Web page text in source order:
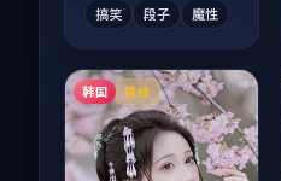
搞笑 段子 魔性
韩国 院线